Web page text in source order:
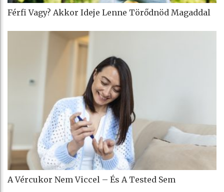
Férfi Vagy? Akkor Ideje Lenne Törődnöd Magaddal
A Vércukor Nem Viccel – És A Tested Sem